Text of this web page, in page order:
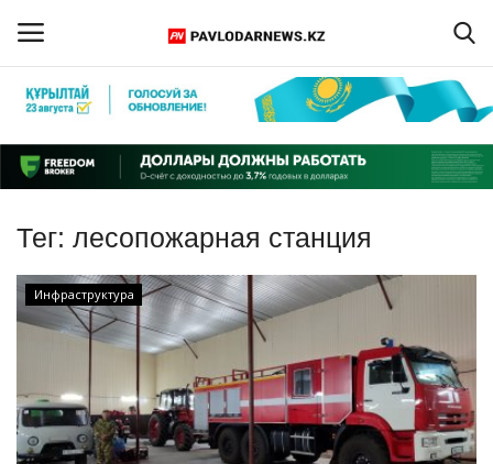
Регистрация
Главная
Обратная связь
ПАВЛОДАРСКАЯ ОБЛАСТЬ
МИР
Тег: лесопожарная станция
Инфраструктура